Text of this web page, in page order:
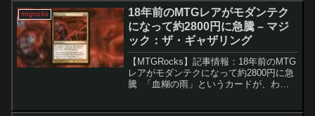
開）が続々と登場しています。今週は
『スパイダー...
mtgrocks
18年前のMTGレアがモダンテク
になって約2800円に急騰 – マジ
ック：ザ・ギャザリング
【MTGRocks】記事情報：18年前のMTG
レアがモダンテクになって約2800円に急
騰 「血糊の雨」というカードが、わず